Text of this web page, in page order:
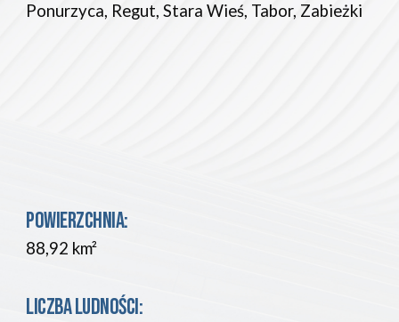
Ponurzyca, Regut, Stara Wieś, Tabor, Zabieżki
POWIERZCHNIA:
88,92 km²
LICZBA LUDNOŚCI: